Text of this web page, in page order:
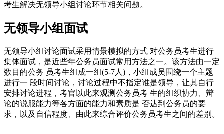
考生解决无领导小组讨论环节相关问题。
无领导小组面试
无领导小组讨论面试采用情景模拟的方式 对公务员考生进行
集体面试，是近些年公务员面试常用方法之一。该方法由一定
数目的公务 员考生组成一组(5-7人)，小组成员围绕一个主题
进行一 段时间讨论，讨论过程中不指定谁是领导，让其自行
安排讨论进程，考官以此来观测公务员考 生的组织协力、辩
论的说服能力等各方面的能力和素质是 否达到公务员的要
求，以及自信程度、由此来综合评价公务员考生之间的差别。